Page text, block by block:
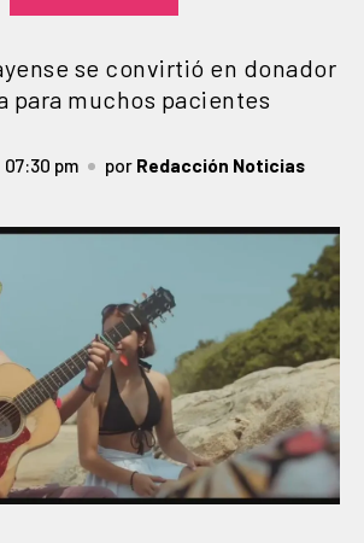
se convirtió en donador
para muchos pacientes
07:30 pm por Redacción Noticias